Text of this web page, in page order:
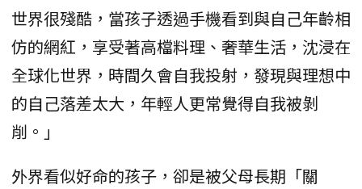
世界很殘酷，當孩子透過手機看到與自己年齡相
仿的網紅，享受著高檔料理、奢華生活，沈浸在
全球化世界，時間久會自我投射，發現與理想中
的自己落差太大，年輕人更常覺得自我被剝
削。」
外界看似好命的孩子，卻是被父母長期「關